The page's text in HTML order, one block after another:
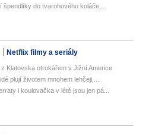
do tvarohového koláče,...
Netflix filmy a seriály
Klatovska otrokářem v Jižní Americe
plují životem mnohem lehčeji,...
i koulovačka v létě jsou jen pá...